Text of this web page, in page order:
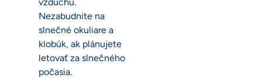
Nezabudnite na
slnečné okuliare a
klobúk, ak plánujete
letovať za slnečného
počasia.